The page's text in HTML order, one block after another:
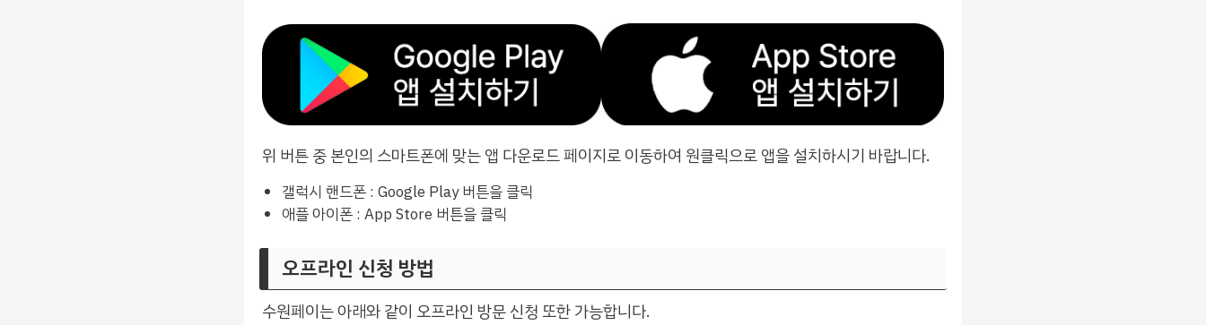
위 버튼 중 본인의 스마트폰에 맞는 앱 다운로드 페이지로 이동하여 원클릭으로 앱을 설치하시기 바랍니다.
갤럭시 핸드폰 : Google Play 버튼을 클릭
애플 아이폰 : App Store 버튼을 클릭
오프라인 신청 방법
수원페이는 아래와 같이 오프라인 방문 신청 또한 가능합니다.